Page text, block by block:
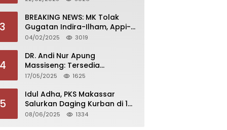
3
BREAKING NEWS: MK Tolak
Gugatan Indira-Ilham, Appi-
Aliyah Dilantik 20 Februari
04/02/2025 3019
4
DR. Andi Nur Apung
Massiseng: Tersedia
Beasiswa Bagi yang Ingin
UCM
17/05/2025 1625
5
Idul Adha, PKS Makassar
Salurkan Daging Kurban di 15
Kecamatan
08/06/2025 1334